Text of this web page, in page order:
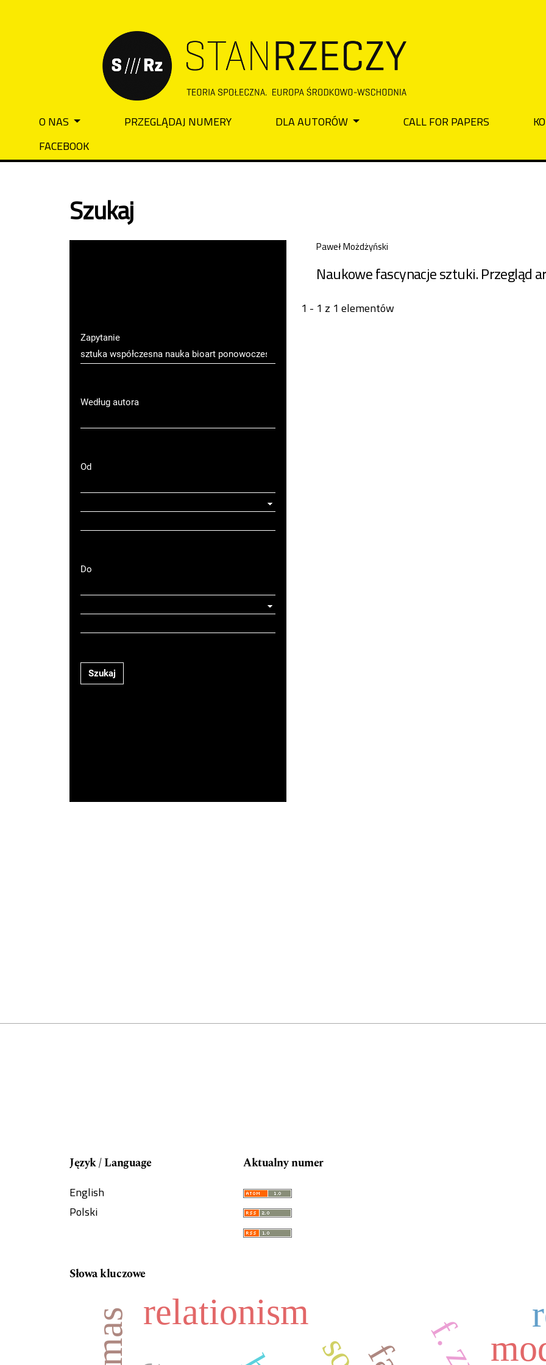
Main menu
O NAS PRZEGLĄDAJ NUMERY DLA AUTORÓW CALL FOR PAPERS
FACEBOOK
Szukaj
Zapytanie
Według autora
Od
Do
Szukaj
Paweł Możdżyński
Naukowe fascynacje sztuki. Przegląd
1 - 1 z 1 elementów
Język / Language
English
Polski
Aktualny numer
Słowa kluczowe
relationism